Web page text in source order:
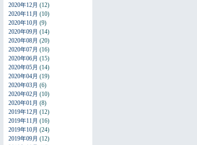
2020年12月 (12)
2020年11月 (10)
2020年10月 (9)
2020年09月 (14)
2020年08月 (20)
2020年07月 (16)
2020年06月 (15)
2020年05月 (14)
2020年04月 (19)
2020年03月 (6)
2020年02月 (10)
2020年01月 (8)
2019年12月 (12)
2019年11月 (16)
2019年10月 (24)
2019年09月 (12)